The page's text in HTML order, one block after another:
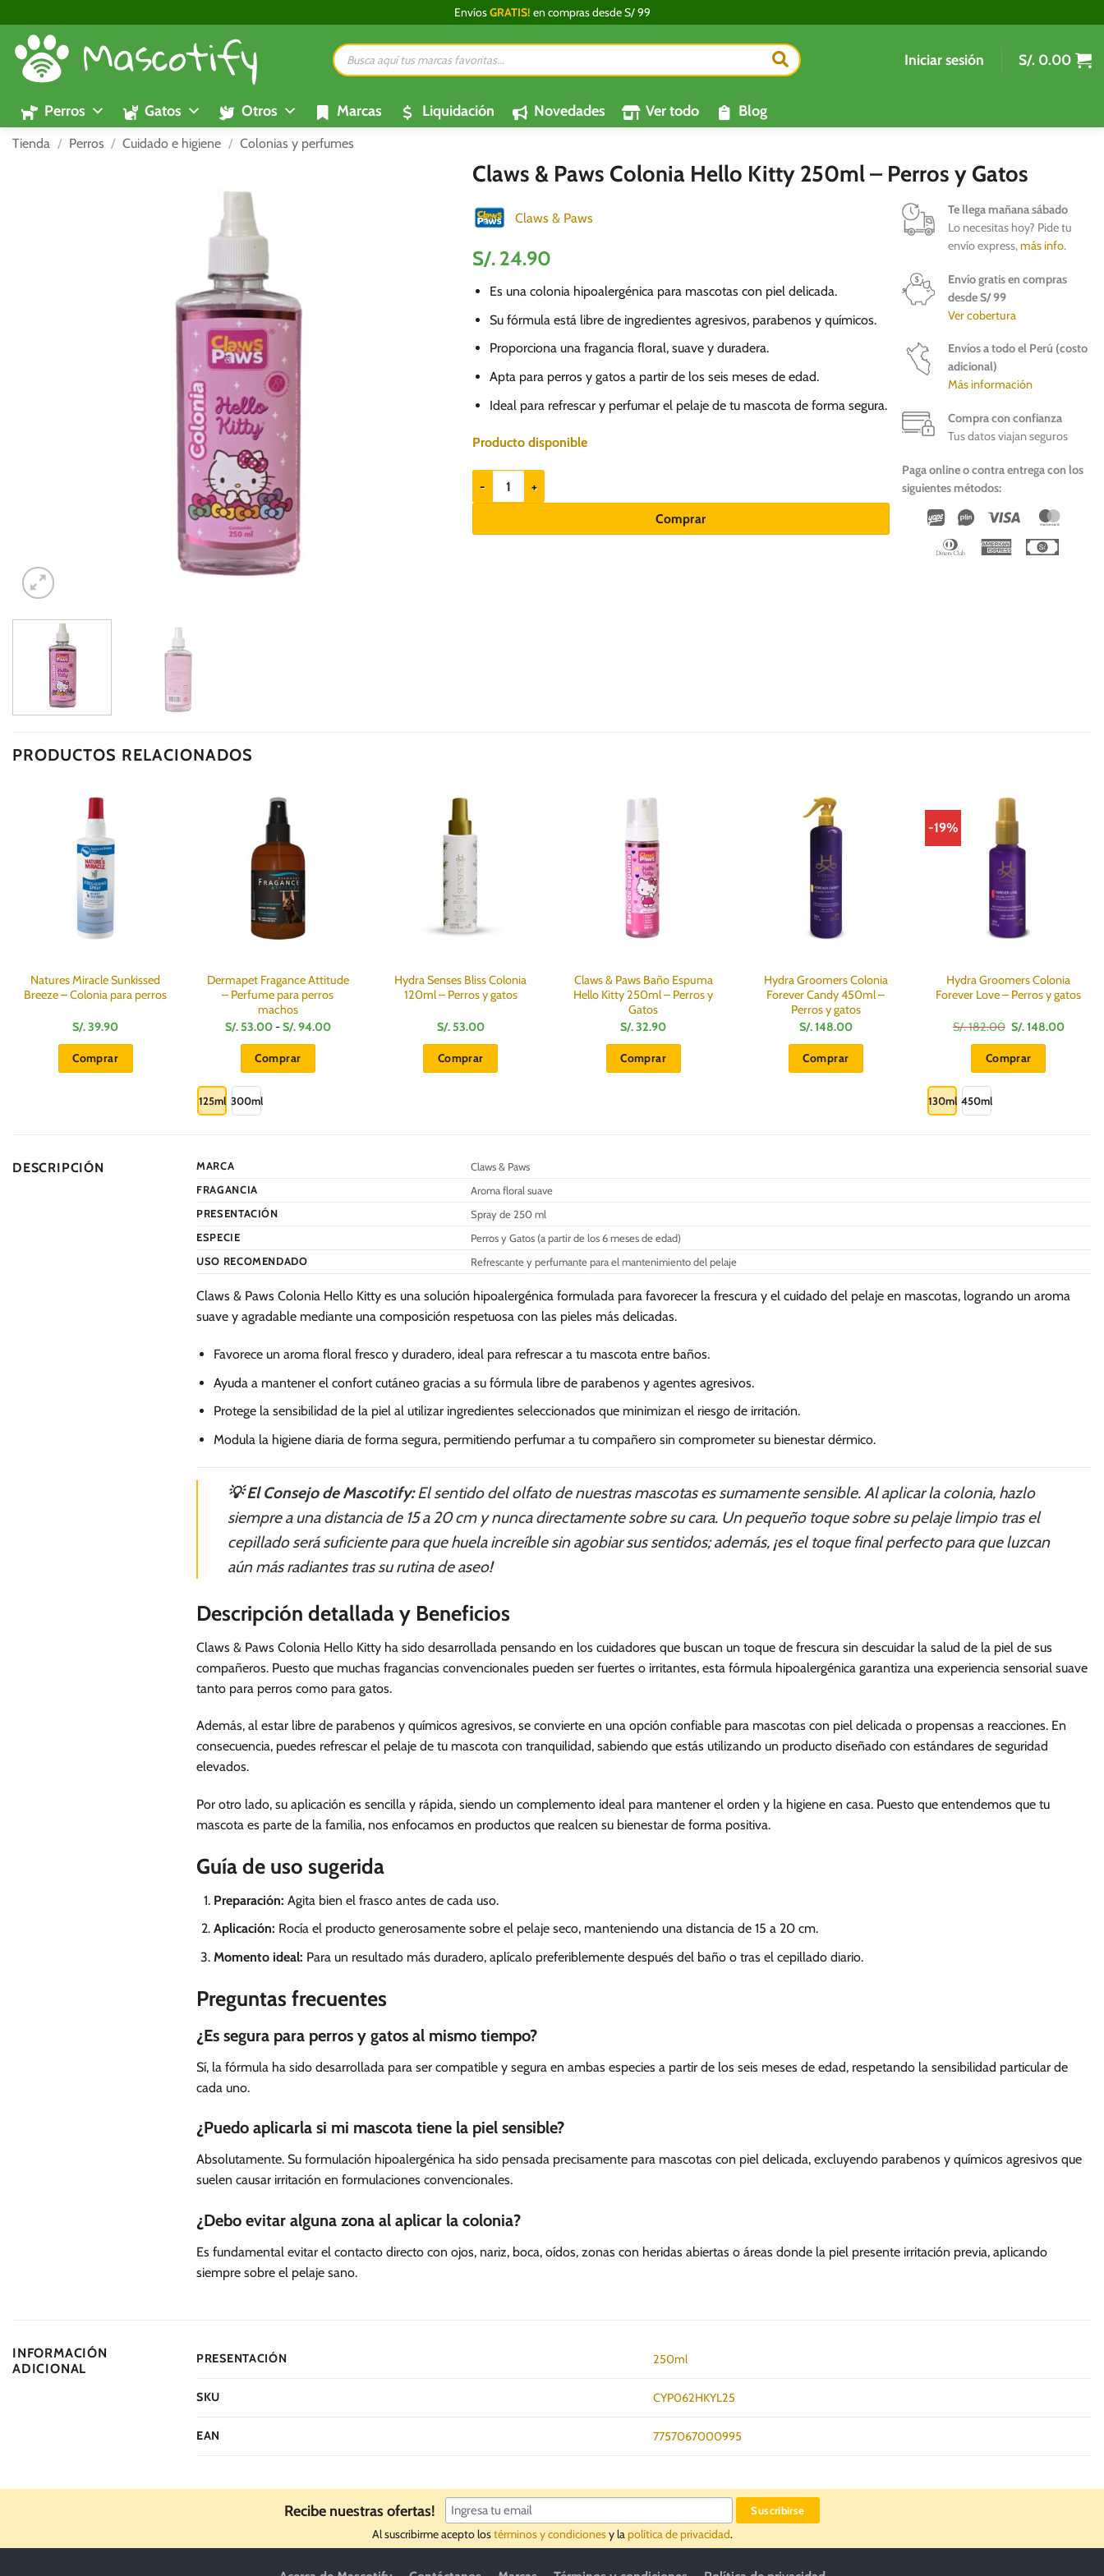
al
contenido
EnvíosGRATIS! en compras desde S/ 99
Búsqueda
de
productos
Iniciar sesión S/. 0.00
Perros Gatos Otros Marcas Liquidación Novedades Ver todo Blog
Tienda / Perros / Cuidado e higiene / Colonias y perfumes
Claws & Paws Colonia Hello Kitty 250ml – Perros y Gatos
Claws & Paws
S/. 24.90
Es una colonia hipoalergénica para mascotas con piel delicada.
Su fórmula está libre de ingredientes agresivos, parabenos y químicos.
Proporciona una fragancia floral, suave y duradera.
Apta para perros y gatos a partir de los seis meses de edad.
Ideal para refrescar y perfumar el pelaje de tu mascota de forma segura.
Producto disponible
Claws & Paws Colonia Hello Kitty 250ml - Perros y Gatos cantidad
Comprar
Te llega mañana sábado
Lo necesitas hoy? Pide tu
envío express,más info.
Envío gratis en compras
desde S/ 99
Ver cobertura
Envíos a todo el Perú (costo
adicional)
Más información
Compra con confianza
Tus datos viajan seguros
Paga online o contra entrega con los
siguientes métodos:
Wirecard
Vipps Visa
Dinners
American
PRODUCTOS RELACIONADOS
Natures Miracle Sunkissed
Breeze – Colonia para perros
S/.39.90
Comprar
Dermapet Fragance Attitude
– Perfume para perros
machos
S/. 53.00-S/.94.00Rango
Comprar
se
en
la
de
125ml 300ml
Hydra Senses Bliss Colonia
120ml – Perros y gatos
S/. 53.00
Comprar
Claws & Paws Baño Espuma
Hello Kitty 250ml – Perros y
Gatos
S/.32.90
Comprar
Hydra Groomers Colonia
Forever Candy 450ml –
Perros y gatos
S/.148.00
Comprar
-19%
Hydra Groomers Colonia
Forever Love – Perros y gatos
S/.182.00 El
precio
original
era:
S/.
S/.148.00El
Comprar
130ml 450ml
DESCRIPCIÓN MARCA
Claws & Paws
FRAGANCIA
Aroma floral suave
PRESENTACIÓN
Spray de 250 ml
ESPECIE
Perros y Gatos (a partir de los 6 meses de edad)
USO RECOMENDADO
Refrescante y perfumante para el mantenimiento del pelaje
Claws & Paws Colonia Hello Kitty es una solución hipoalergénica formulada para favorecer la frescura y el cuidado del pelaje en mascotas, logrando un aroma
suave y agradable mediante una composición respetuosa con las pieles más delicadas.
Favorece un aroma floral fresco y duradero, ideal para refrescar a tu mascota entre baños.
Ayuda a mantener el confort cutáneo gracias a su fórmula libre de parabenos y agentes agresivos.
Protege la sensibilidad de la piel al utilizar ingredientes seleccionados que minimizan el riesgo de irritación.
Modula la higiene diaria de forma segura, permitiendo perfumar a tu compañero sin comprometer su bienestar dérmico.
💡 El Consejo de Mascotify:El sentido del olfato de nuestras mascotas es sumamente sensible. Al aplicar la colonia, hazlo
siempre a una distancia de 15 a 20 cm y nunca directamente sobre su cara. Un pequeño toque sobre su pelaje limpio tras el
cepillado será suficiente para que huela increíble sin agobiar sus sentidos; además, ¡es el toque final perfecto para que luzcan
aún más radiantes tras su rutina de aseo!
Descripción detallada y Beneficios
Claws & Paws Colonia Hello Kitty ha sido desarrollada pensando en los cuidadores que buscan un toque de frescura sin descuidar la salud de la piel de sus
compañeros. Puesto que muchas fragancias convencionales pueden ser fuertes o irritantes, esta fórmula hipoalergénica garantiza una experiencia sensorial suave
tanto para perros como para gatos.
Además, al estar libre de parabenos y químicos agresivos, se convierte en una opción confiable para mascotas con piel delicada o propensas a reacciones. En
consecuencia, puedes refrescar el pelaje de tu mascota con tranquilidad, sabiendo que estás utilizando un producto diseñado con estándares de seguridad
elevados.
Por otro lado, su aplicación es sencilla y rápida, siendo un complemento ideal para mantener el orden y la higiene en casa. Puesto que entendemos que tu
mascota es parte de la familia, nos enfocamos en productos que realcen su bienestar de forma positiva.
Guía de uso sugerida
Preparación: Agita bien el frasco antes de cada uso.
Aplicación: Rocía el producto generosamente sobre el pelaje seco, manteniendo una distancia de 15 a 20 cm.
Momento ideal: Para un resultado más duradero, aplícalo preferiblemente después del baño o tras el cepillado diario.
Preguntas frecuentes
¿Es segura para perros y gatos al mismo tiempo?
Sí, la fórmula ha sido desarrollada para ser compatible y segura en ambas especies a partir de los seis meses de edad, respetando la sensibilidad particular de
cada uno.
¿Puedo aplicarla si mi mascota tiene la piel sensible?
Absolutamente. Su formulación hipoalergénica ha sido pensada precisamente para mascotas con piel delicada, excluyendo parabenos y químicos agresivos que
suelen causar irritación en formulaciones convencionales.
¿Debo evitar alguna zona al aplicar la colonia?
Es fundamental evitar el contacto directo con ojos, nariz, boca, oídos, zonas con heridas abiertas o áreas donde la piel presente irritación previa, aplicando
siempre sobre el pelaje sano.
INFORMACIÓN
ADICIONAL
PRESENTACIÓN 250ml
SKU CYP062HKYL25
EAN 7757067000995
Recibe nuestras ofertas!
Al suscribirme acepto lostérminos y condicionesy lapolítica de privacidad.